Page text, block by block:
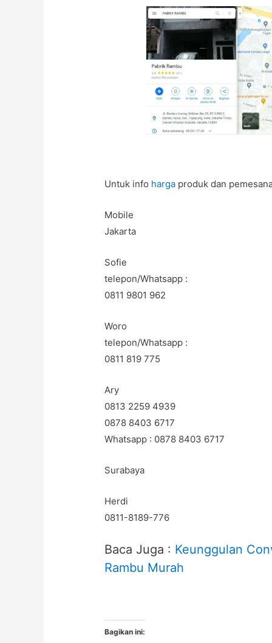
Untuk info harga produk dan
Mobile
Jakarta
Sofie
telepon/Whatsapp :
0811 9801 962
Woro
telepon/Whatsapp :
0811 819 775
Ary
0813 2259 4939
0878 8403 6717
Whatsapp : 0878 8403 6717
Surabaya
Herdi
0811-8189-776
Baca Juga : Keunggulan
Rambu Murah
Bagikan ini: